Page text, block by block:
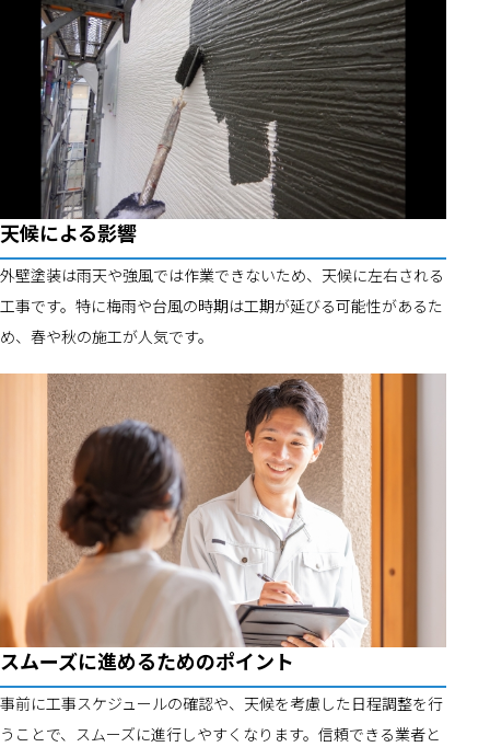
天候による影響
外壁塗装は雨天や強風では作業できないため、天候に左右される
工事です。特に梅雨や台風の時期は工期が延びる可能性があるた
め、春や秋の施工が人気です。
スムーズに進めるためのポイント
事前に工事スケジュールの確認や、天候を考慮した日程調整を行
うことで、スムーズに進行しやすくなります。信頼できる業者と